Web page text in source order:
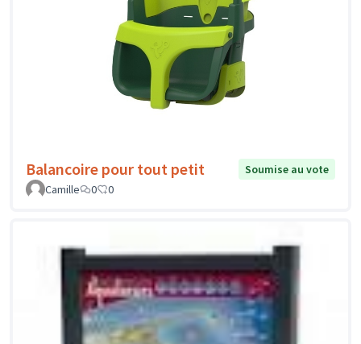
Balancoire pour tout petit
Soumise au vote
Camille
0 0